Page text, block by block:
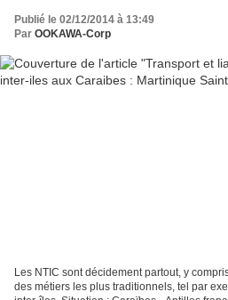
Publié le 02/12/2014 à 13:49
Par OOKAWA-Corp
Les NTIC sont décidement partout, y
des métiers les plus traditionnels, tel par